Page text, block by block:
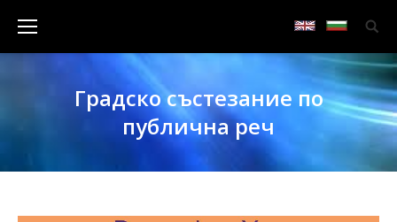
Градско състезание по
публична реч